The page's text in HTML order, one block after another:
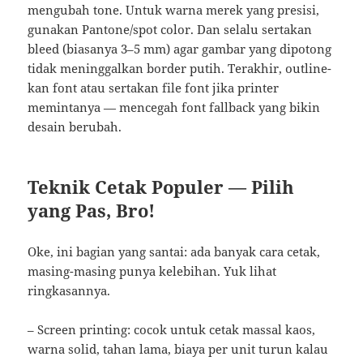
mengubah tone. Untuk warna merek yang presisi,
gunakan Pantone/spot color. Dan selalu sertakan
bleed (biasanya 3–5 mm) agar gambar yang dipotong
tidak meninggalkan border putih. Terakhir, outline-
kan font atau sertakan file font jika printer
memintanya — mencegah font fallback yang bikin
desain berubah.
Teknik Cetak Populer — Pilih
yang Pas, Bro!
Oke, ini bagian yang santai: ada banyak cara cetak,
masing-masing punya kelebihan. Yuk lihat
ringkasannya.
– Screen printing: cocok untuk cetak massal kaos,
warna solid, tahan lama, biaya per unit turun kalau